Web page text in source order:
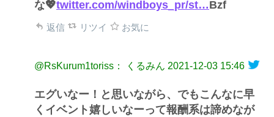
な💖twitter.com/windboys_pr/st…Bzf
返信 リツイ お気に
@RsKurum1toriss： くるみん 2021-12-03 15:46
エグいなー！と思いながら、でもこんなに早
くイベント嬉しいなーって報酬系は諦めなが